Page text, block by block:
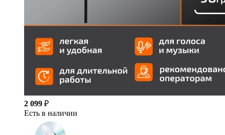
2 099 ₽
Есть в наличии